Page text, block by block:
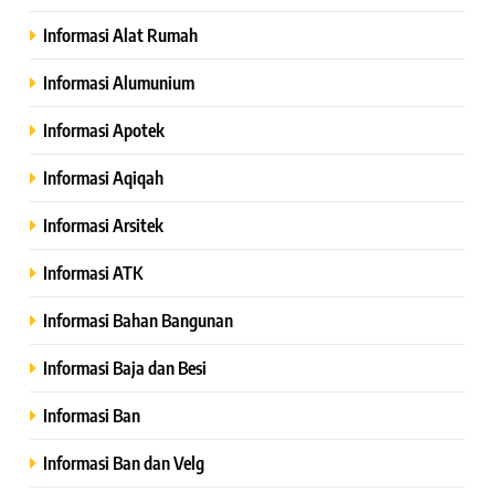
Informasi Alat Rumah
Informasi Alumunium
Informasi Apotek
Informasi Aqiqah
Informasi Arsitek
Informasi ATK
Informasi Bahan Bangunan
Informasi Baja dan Besi
Informasi Ban
Informasi Ban dan Velg